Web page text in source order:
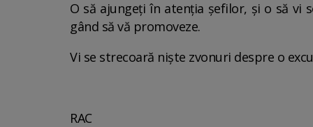
O să ajungeți în atenția șefilor, și o să
gând să vă promoveze.
Vi se strecoară niște zvonuri despre o
RAC